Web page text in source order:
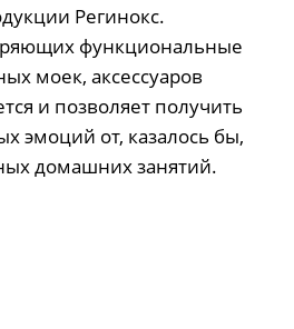
Регинокс.
функциональные
моек, аксессуаров
и позволяет получить
эмоций от, казалось бы,
домашних занятий.